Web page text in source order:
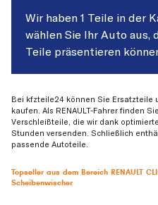
Wir haben 1 Teile in der
wählen Sie Ihr Auto aus,
Teile präsentieren
Bei kfzteile24 können Sie Ersatzteile
kaufen. Als RENAULT-Fahrer finden
Verschleißteile, die wir dank
Stunden versenden. Schließlich
passende Autoteile.
Topseller aus dem Bereich RENAULT
Scheibenwischer